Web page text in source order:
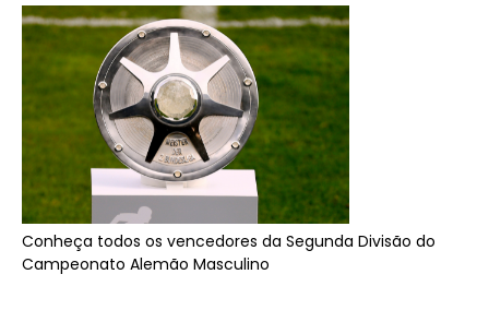
Conheça todos os vencedores da Segunda Divisão do
Campeonato Alemão Masculino